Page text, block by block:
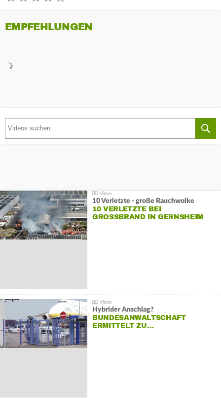
EMPFEHLUNGEN
10 Verletzte - große Rauchwolke
10 VERLETZTE BEI
GROSSBRAND IN GERNSHEIM
Hybrider Anschlag?
BUNDESANWALTSCHAFT
ERMITTELT ZU…